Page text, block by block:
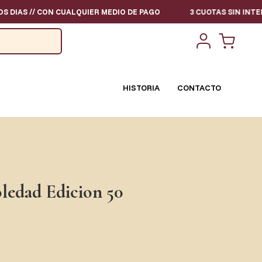
CUALQUIER MEDIO DE PAGO 3 CUOTAS SIN INTERES -
HISTORIA CONTACTO
Edicion 50